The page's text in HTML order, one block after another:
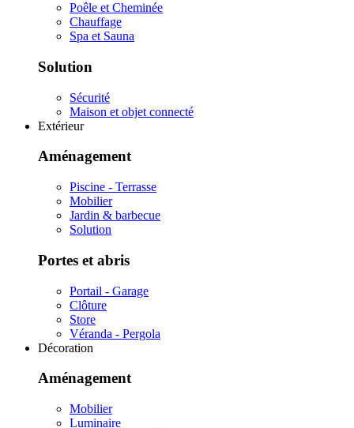
Poêle et Cheminée
Chauffage
Spa et Sauna
Solution
Sécurité
Maison et objet connecté
Extérieur
Aménagement
Piscine - Terrasse
Mobilier
Jardin & barbecue
Solution
Portes et abris
Portail - Garage
Clôture
Store
Véranda - Pergola
Décoration
Aménagement
Mobilier
Luminaire